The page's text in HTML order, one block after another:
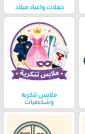
حفلات واعياد ميلاد
ملابس تنكرية
وشخصيات